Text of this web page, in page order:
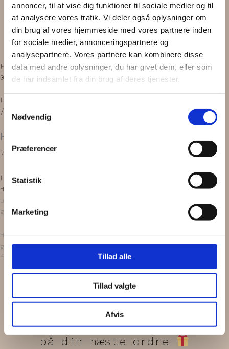
annoncer, til at vise dig funktioner til sociale medier og til
at analysere vores trafik. Vi deler også oplysninger om
din brug af vores hjemmeside med vores partnere inden
for sociale medier, annonceringspartnere og
analysepartnere. Vores partnere kan kombinere disse
data med andre oplysninger, du har givet dem, eller som
de har indsamlet fra din brug af deres tjenester.
Nødvendig
Præferencer
Statistik
Marketing
Tillad alle
Tillad valgte
Afvis
Gavekort
INSPIRATION
OM OS
Vipps MobilPay Kassen
Facebook Instagram
0,00 kr. 0 Kurv
Forside
/spænder
HÅRSPÆNDER | 2. stk.
79,00kr.
Læg i kurv
Hårspænderne
er håndlavede og bliver lavet ud af
upcyclede tekstiler, som nøje bliver udvalgt i diverse
genbrugsbutikker.
Husk på, athårspænderneer håndlavede og ud af
genbrugstekstiler. Der vil derfor være små
forskelligheder fra hårspænde til hårspænde.
Få15%
på din næste ordre